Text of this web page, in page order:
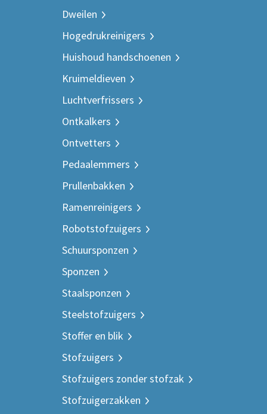
Dweilen
Hogedrukreinigers
Huishoud handschoenen
Kruimeldieven
Luchtverfrissers
Ontkalkers
Ontvetters
Pedaalemmers
Prullenbakken
Ramenreinigers
Robotstofzuigers
Schuursponzen
Sponzen
Staalsponzen
Steelstofzuigers
Stoffer en blik
Stofzuigers
Stofzuigers zonder stofzak
Stofzuigerzakken